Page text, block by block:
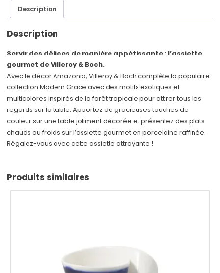
Description
Description
Servir des délices de manière appétissante : l’assiette
gourmet de Villeroy & Boch.
Avec le décor Amazonia, Villeroy & Boch complète la populaire
collection Modern Grace avec des motifs exotiques et
multicolores inspirés de la forêt tropicale pour attirer tous les
regards sur la table. Apportez de gracieuses touches de
couleur sur une table joliment décorée et présentez des plats
chauds ou froids sur l’assiette gourmet en porcelaine raffinée.
Régalez-vous avec cette assiette attrayante !
Produits similaires